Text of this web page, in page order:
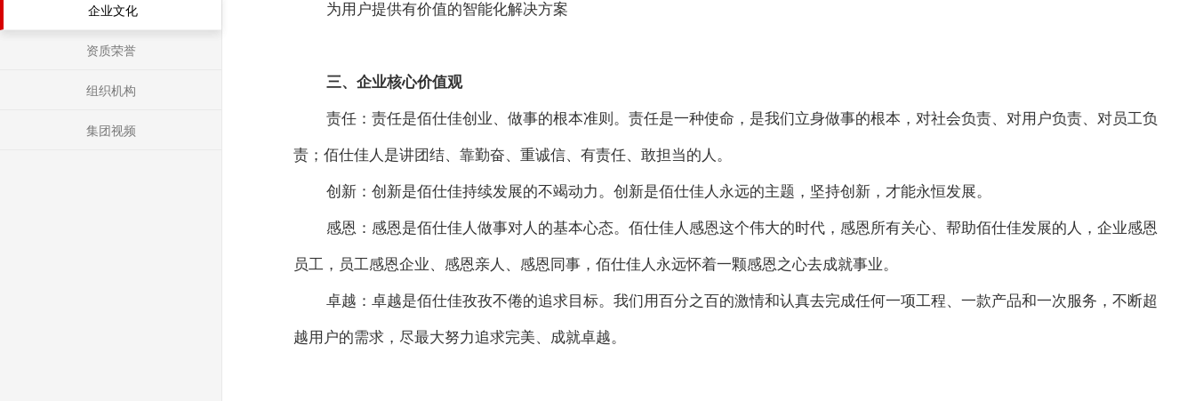
企业文化
资质荣誉
组织机构
集团视频
为用户提供有价值的智能化解决方案
三、企业核心价值观
责任：责任是佰仕佳创业、做事的根本准则。责任是一种使命，是我们立身做事的根本，对社会负责、对用户负责、对员工负
责；佰仕佳人是讲团结、靠勤奋、重诚信、有责任、敢担当的人。
创新：创新是佰仕佳持续发展的不竭动力。创新是佰仕佳人永远的主题，坚持创新，才能永恒发展。
感恩：感恩是佰仕佳人做事对人的基本心态。佰仕佳人感恩这个伟大的时代，感恩所有关心、帮助佰仕佳发展的人，企业感恩
员工，员工感恩企业、感恩亲人、感恩同事，佰仕佳人永远怀着一颗感恩之心去成就事业。
卓越：卓越是佰仕佳孜孜不倦的追求目标。我们用百分之百的激情和认真去完成任何一项工程、一款产品和一次服务，不断超
越用户的需求，尽最大努力追求完美、成就卓越。